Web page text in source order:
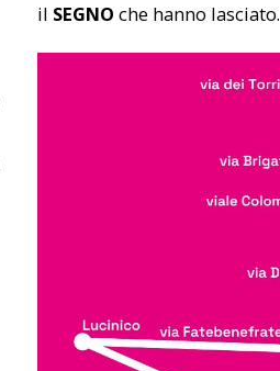
il SEGNO che hanno lasciato.